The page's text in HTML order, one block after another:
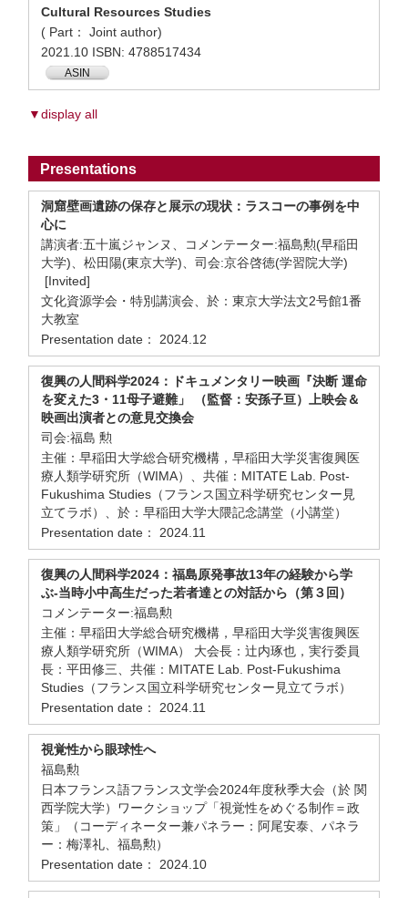
Cultural Resources Studies
( Part： Joint author)
2021.10 ISBN: 4788517434
ASIN
▼display all
Presentations
洞窟壁画遺跡の保存と展示の現状：ラスコーの事例を中
心に
講演者:五十嵐ジャンヌ、コメンテーター:福島勲(早稲田
大学)、松田陽(東京大学)、司会:京谷啓徳(学習院大学)
[Invited]
文化資源学会・特別講演会、於：東京大学法文2号館1番
大教室
Presentation date： 2024.12
復興の人間科学2024：ドキュメンタリー映画『決断 運命
を変えた3・11母子避難」 （監督：安孫子亘）上映会＆
映画出演者との意見交換会
司会:福島 勲
主催：早稲田大学総合研究機構，早稲田大学災害復興医
療人類学研究所（WIMA）、共催：MITATE Lab. Post-
Fukushima Studies（フランス国立科学研究センター見
立てラボ）、於：早稲田大学大隈記念講堂（小講堂）
Presentation date： 2024.11
復興の人間科学2024：福島原発事故13年の経験から学
ぶ-当時小中高生だった若者達との対話から（第３回）
コメンテーター:福島勲
主催：早稲田大学総合研究機構，早稲田大学災害復興医
療人類学研究所（WIMA） 大会長：辻内琢也，実行委員
長：平田修三、共催：MITATE Lab. Post-Fukushima
Studies（フランス国立科学研究センター見立てラボ）
Presentation date： 2024.11
視覚性から眼球性へ
福島勲
日本フランス語フランス文学会2024年度秋季大会（於 関
西学院大学）ワークショップ「視覚性をめぐる制作＝政
策」（コーディネーター兼パネラー：阿尾安泰、パネラ
ー：梅澤礼、福島勲）
Presentation date： 2024.10